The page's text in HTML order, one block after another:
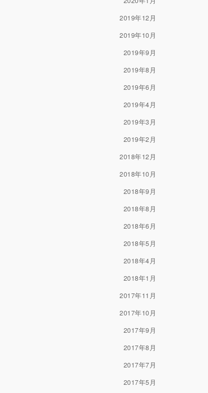
2019年12月
2019年10月
2019年9月
2019年8月
2019年6月
2019年4月
2019年3月
2019年2月
2018年12月
2018年10月
2018年9月
2018年8月
2018年6月
2018年5月
2018年4月
2018年1月
2017年11月
2017年10月
2017年9月
2017年8月
2017年7月
2017年5月